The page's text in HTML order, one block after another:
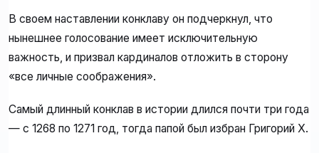
В своем наставлении конклаву он подчеркнул, что
нынешнее голосование имеет исключительную
важность, и призвал кардиналов отложить в сторону
«все личные соображения».
Самый длинный конклав в истории длился почти три года
— с 1268 по 1271 год, тогда папой был избран Григорий X.